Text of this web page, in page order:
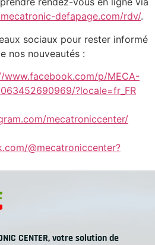
defapage.com/rdv/.
sociaux pour rester informé
nos nouveautés :
www.facebook.com/p/MECA-
?locale=fr_FR
mecatroniccenter/
@mecatroniccenter?
CENTER, votre solution de